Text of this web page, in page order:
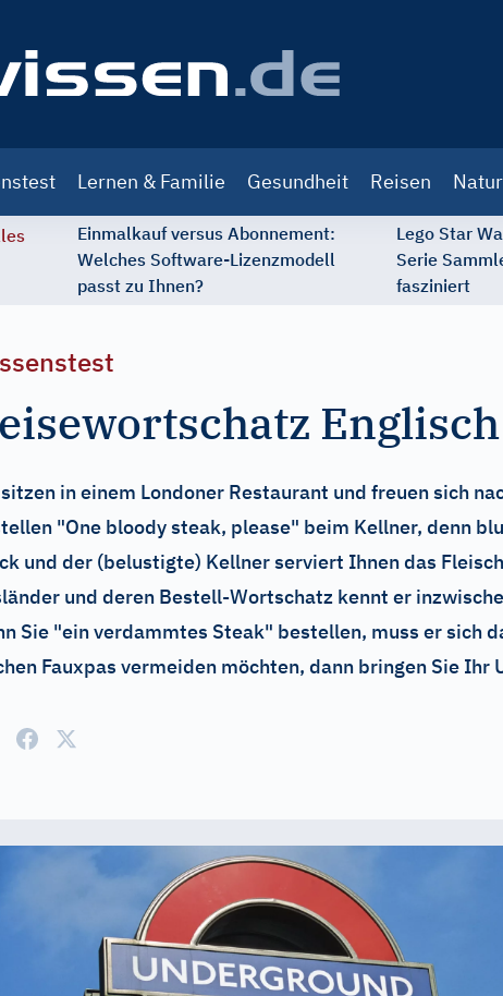
Lernen & Familie Gesundheit Reisen
Einmalkauf versus Abonnement:
Welches Software-Lizenzmodell
passt zu Ihnen?
Lego Star
Serie
fasziniert
Englisch
in einem Londoner Restaurant und freuen sich
"One bloody steak, please" beim Kellner, denn
und der (belustigte) Kellner serviert Ihnen das
und deren Bestell-Wortschatz kennt er
Sie "ein verdammtes Steak" bestellen, muss er sich
Fauxpas vermeiden möchten, dann bringen Sie